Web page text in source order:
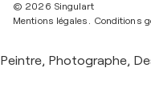
© 2026 Singulart
Mentions légales. Conditions
Peintre, Photographe,